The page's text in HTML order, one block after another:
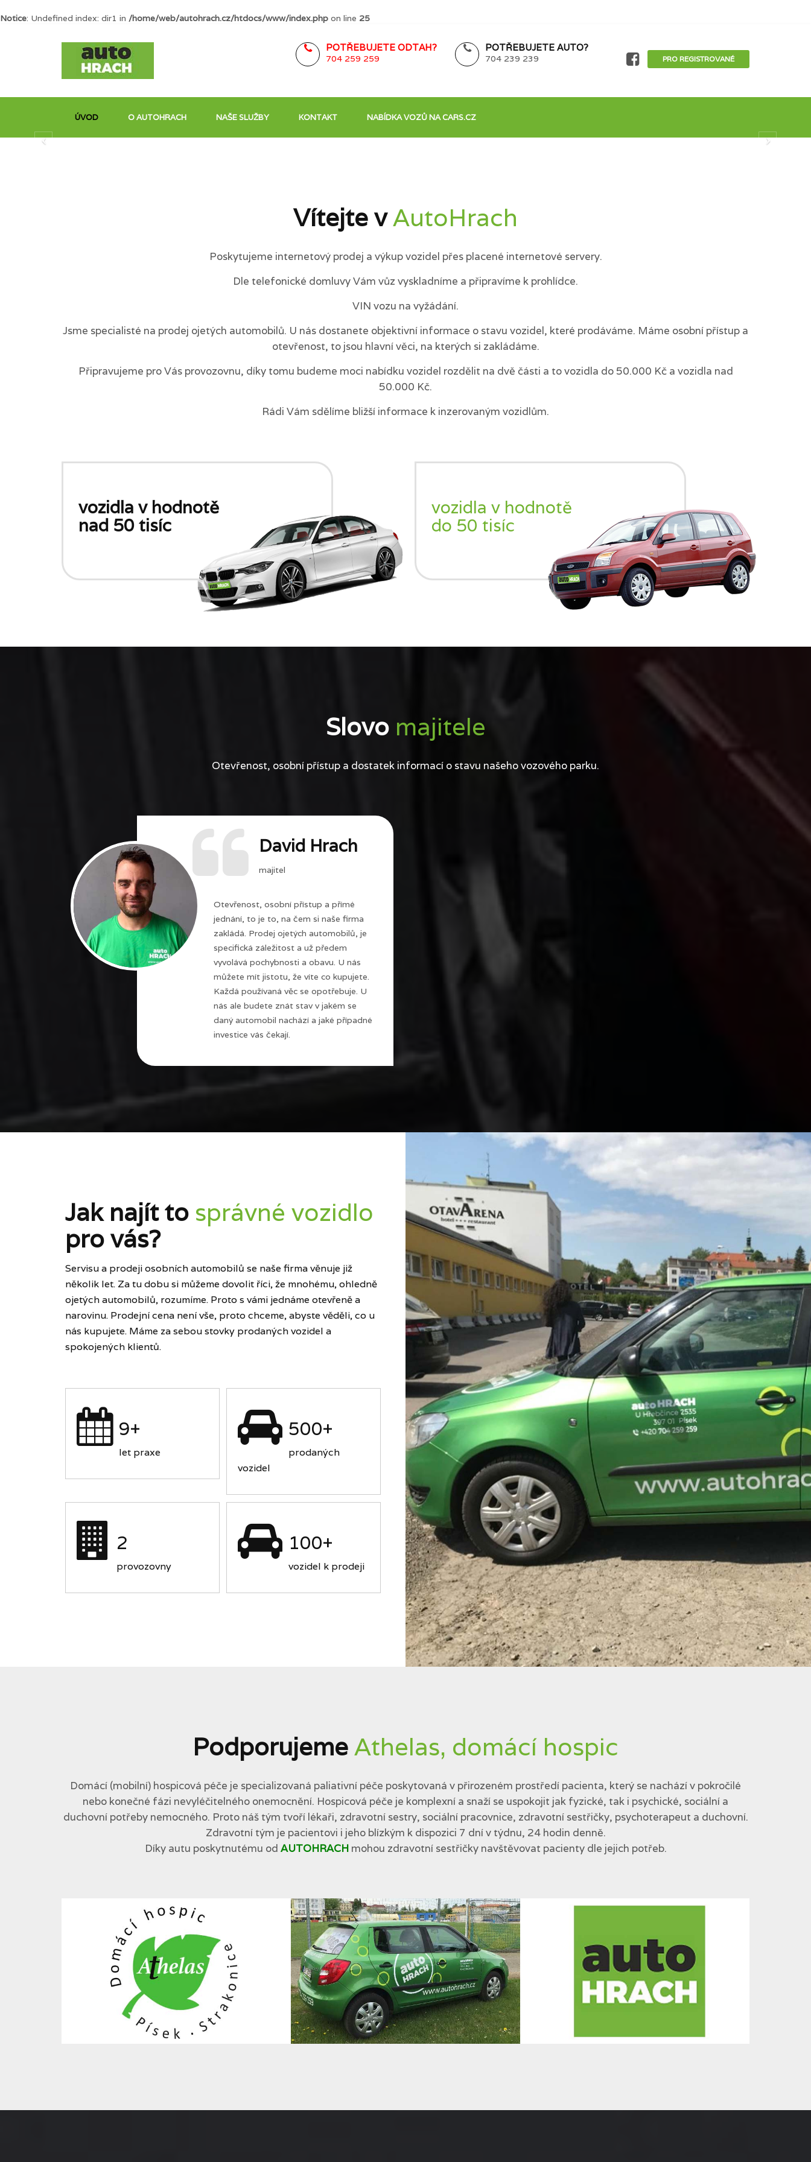
Notice: Undefined index: dir1 in /home/web/autohrach.cz/htdocs/www/index.php on line 25
POTŘEBUJETE ODTAH?
704 259 259
POTŘEBUJETE AUTO?
704 239 239 PRO REGISTROVANÉ
ÚVOD O AUTOHRACH NAŠE SLUŽBY KONTAKT NABÍDKA VOZŮ NA CARS.CZ
Vítejte vAutoHrach
Poskytujeme internetový prodej a výkup vozidel přes placené internetové servery.
Dle telefonické domluvy Vám vůz vyskladníme a připravíme k prohlídce.
VIN vozu na vyžádání.
Jsme specialisté na prodej ojetých automobilů. U nás dostanete objektivní informace o stavu vozidel, které prodáváme. Máme osobní přístup a
otevřenost, to jsou hlavní věci, na kterých si zakládáme.
Připravujeme pro Vás provozovnu, díky tomu budeme moci nabídku vozidel rozdělit na dvě části a to vozidla do 50.000 Kč a vozidla nad
50.000 Kč.
Rádi Vám sdělíme bližší informace k inzerovaným vozidlům.
vozidla v hodnotě
nad 50 tisíc
vozidla v hodnotě
do 50 tisíc
Slovo majitele
Otevřenost, osobní přístup a dostatek informací o stavu našeho vozového parku.
David Hrach
majitel
Otevřenost, osobní přístup a přímé
jednání, to je to, na čem si naše firma
zakládá. Prodej ojetých automobilů, je
specifická záležitost a už předem
vyvolává pochybnosti a obavu. U nás
můžete mít jistotu, že víte co kupujete.
Každá používaná věc se opotřebuje. U
nás ale budete znát stav v jakém se
daný automobil nachází a jaké případné
investice vás čekají.
Jak najít to správné vozidlo
pro vás?
Servisu a prodeji osobních automobilů se naše firma věnuje již
několik let. Za tu dobu si můžeme dovolit říci, že mnohému, ohledně
ojetých automobilů, rozumíme. Proto s vámi jednáme otevřeně a
narovinu. Prodejní cena není vše, proto chceme, abyste věděli, co u
nás kupujete. Máme za sebou stovky prodaných vozidel a
spokojených klientů.
9+
let praxe
500+
prodaných
vozidel
2
provozovny
100+
vozidel k prodeji
PodporujemeAthelas, domácí hospic
Domácí (mobilní) hospicová péče je specializovaná paliativní péče poskytovaná v přirozeném prostředí pacienta, který se nachází v pokročilé
nebo konečné fázi nevyléčitelného onemocnění. Hospicová péče je komplexní a snaží se uspokojit jak fyzické, tak i psychické, sociální a
duchovní potřeby nemocného. Proto náš tým tvoří lékaři, zdravotní sestry, sociální pracovnice, zdravotní sestřičky, psychoterapeut a duchovní.
Zdravotní tým je pacientovi i jeho blízkým k dispozici 7 dní v týdnu, 24 hodin denně.
Díky autu poskytnutému od AUTOHRACHmohou zdravotní sestřičky navštěvovat pacienty dle jejich potřeb.